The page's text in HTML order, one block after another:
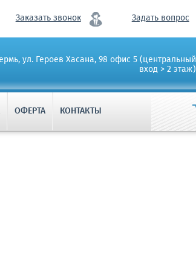
Заказать звонок Задать вопрос
ул. Героев Хасана, 98 офис 5 (центральный
вход > 2 этаж)
ОФЕРТА КОНТАКТЫ